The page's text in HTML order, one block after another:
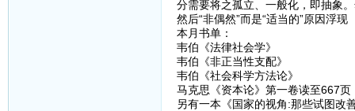
分需要将之孤立、一般化，即抽象
然后“非偶然”而是“适当的”原因浮
本月书单：
韦伯《法律社会学》
韦伯《非正当性支配》
韦伯《社会科学方法论》
马克思《资本论》第一卷读至667页
另有一本《国家的视角:那些试图改